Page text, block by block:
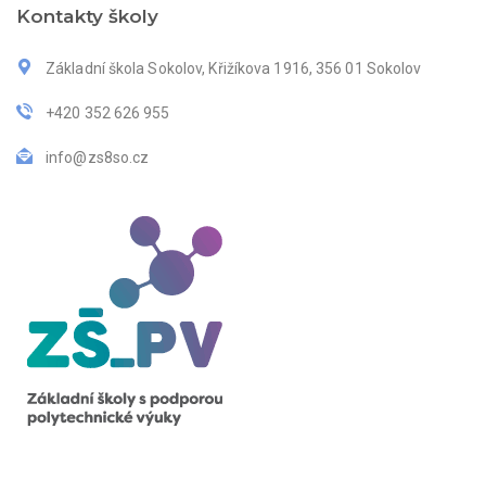
Kontakty školy
Základní škola Sokolov, Křižíkova 1916, 356 01 Sokolov
+420 352 626 955
info@zs8so.cz